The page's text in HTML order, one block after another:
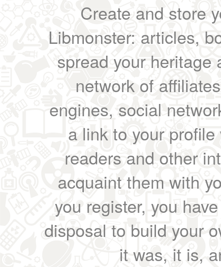
Create and store
Libmonster: articles,
spread your heritage
network of
engines, social
a link to your
readers and other
acquaint them with
you register, you
disposal to build your
it was, it is,